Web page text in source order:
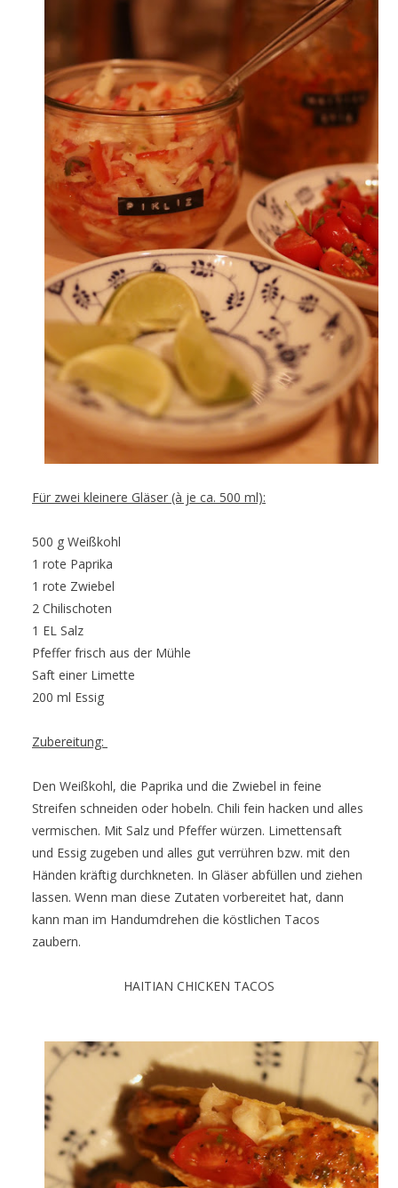
Für zwei kleinere Gläser (à je ca. 500 ml):
500 g Weißkohl
1 rote Paprika
1 rote Zwiebel
2 Chilischoten
1 EL Salz
Pfeffer frisch aus der Mühle
Saft einer Limette
200 ml Essig
Zubereitung:
Den Weißkohl, die Paprika und die Zwiebel in feine
Streifen schneiden oder hobeln. Chili fein hacken und alles
vermischen. Mit Salz und Pfeffer würzen. Limettensaft
und Essig zugeben und alles gut verrühren bzw. mit den
Händen kräftig durchkneten. In Gläser abfüllen und ziehen
lassen. Wenn man diese Zutaten vorbereitet hat, dann
kann man im Handumdrehen die köstlichen Tacos
zaubern.
HAITIAN CHICKEN TACOS